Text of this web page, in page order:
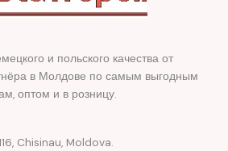
и польского качества от
в Молдове по самым выгодным
оптом и в розницу.
Chisinau, Moldova.